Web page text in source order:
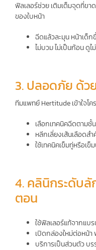
ฟิลเลอร์ช่วย เติมเต็มจุดที่ขา
ของใบหน้า
ฉีดแล้วละมุน หน้าเด็ก
ไม่บวม ไม่เป็นก้อน ดูไ
3. ปลอดภัย ด้ว
ทีมแพทย์ Hertitude เข้าใจโ
เลือกเทคนิคฉีดตาม
หลีกเลี่ยงเส้นเลือดสํ
ใช้เทคนิคเข็มทู่หรือเข็
4. คลินิกระดับ
ตอน
ใช้ฟิลเลอร์แท้จากแบ
เปิดกล่องใหม่ต่อหน้า
บริการเป็นส่วนตัว บ